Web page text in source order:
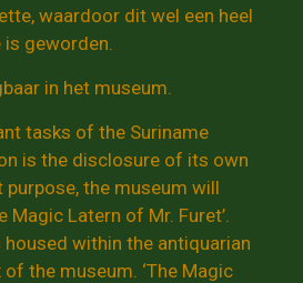
waardoor dit wel een heel
geworden.
in het museum.
tasks of the Suriname
is the disclosure of its own
the museum will
Magic Latern of Mr. Furet’.
housed within the antiquarian
the museum. ‘The Magic